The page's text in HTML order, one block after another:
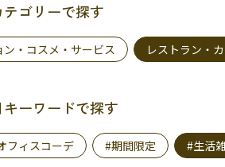
テゴリーで探す
ン・コスメ・サービス レストラン・
ーワードで探す
フィスコーデ #期間限定 #生活